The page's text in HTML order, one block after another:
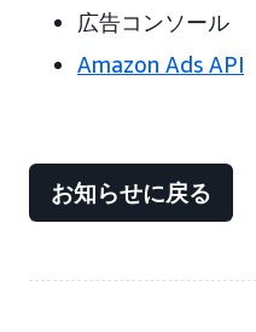
広告コンソール
Amazon Ads API
お知らせに戻る